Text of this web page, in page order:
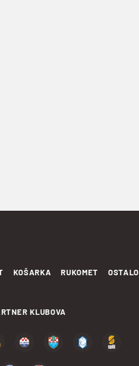
KOŠARKA RUKOMET OSTALO
KLUBOVA